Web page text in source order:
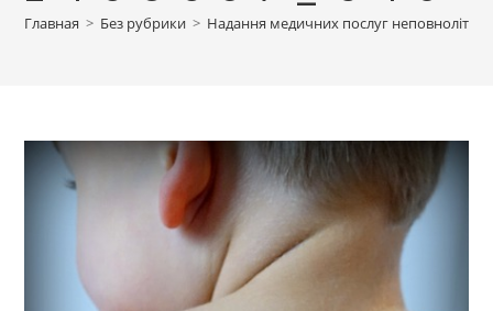
Главная > Без рубрики > Надання медичних послуг неповнолітнім